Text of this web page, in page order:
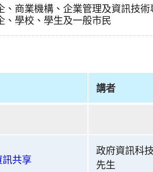
、商業機構、企業管理及資訊技
、學校、學生及一般市民
講者
共享
政府資訊科
先生